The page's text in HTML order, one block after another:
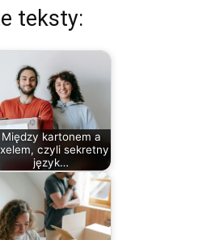
teksty:
Między kartonem a
czyli sekretny
język…